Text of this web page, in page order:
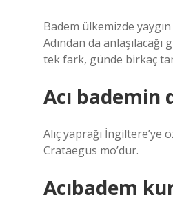
Badem ülkemizde
Adından da anlaşılacağı
tek fark, günde birkaç
Acı bademin
Alıç yaprağı İngiltere’ye
Crataegus mo’dur.
Acıbadem